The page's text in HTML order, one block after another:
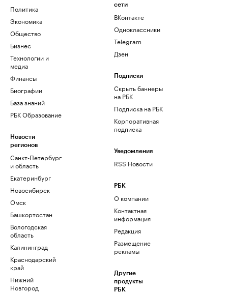
Политика
Экономика
Общество
Бизнес
Технологии и
медиа
Финансы
Биографии
База знаний
РБК Образование
Новости
регионов
Санкт-Петербург
и область
Екатеринбург
Новосибирск
Омск
Башкортостан
Вологодская
область
Калининград
Краснодарский
край
Нижний
Новгород
сети
ВКонтакте
Одноклассники
Telegram
Дзен
Подписки
Скрыть баннеры
на РБК
Подписка на РБК
Корпоративная
подписка
Уведомления
RSS Новости
РБК
О компании
Контактная
информация
Редакция
Размещение
рекламы
Другие
продукты
РБК